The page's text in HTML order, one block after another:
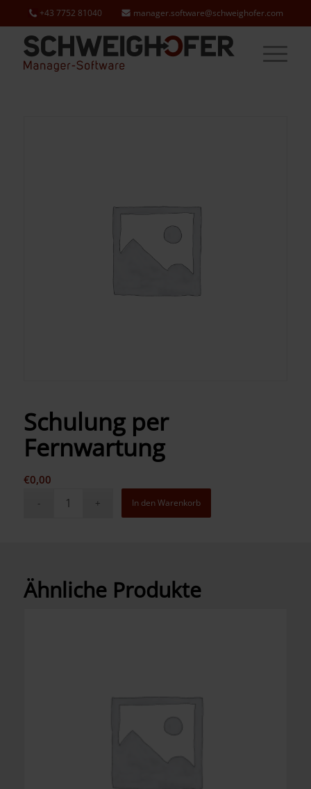
+43 7752 81040 manager.software@schweighofer.com
Schulung per
Fernwartung
€0,00
In den Warenkorb
Ähnliche Produkte